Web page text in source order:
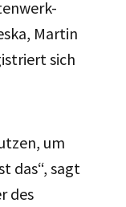
Martin
sich
um
das“, sagt
des